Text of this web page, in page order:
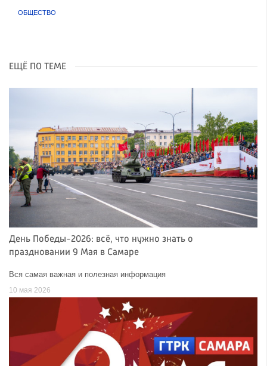
ОБЩЕСТВО
ЕЩЁ ПО ТЕМЕ
День Победы-2026: всё, что нужно знать о
праздновании 9 Мая в Самаре
Вся самая важная и полезная информация
10 мая 2026